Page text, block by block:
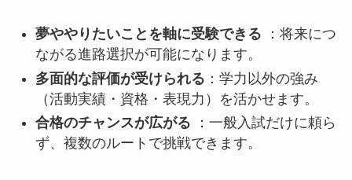
夢ややりたいことを軸に受験できる ：将来につ
ながる進路選択が可能になります。
多面的な評価が受けられる ：学力以外の強み
（活動実績・資格・表現力）を活かせます。
合格のチャンスが広がる ：一般入試だけに頼ら
ず、複数のルートで挑戦できます。